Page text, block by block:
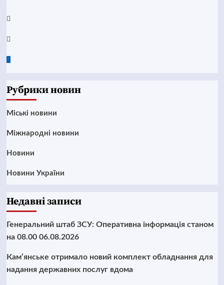
Instagram
Twitter
Google
Рубрики новин
Mіські новини
Міжнародні новини
Новини
Новини України
Недавні записи
Генеральний штаб ЗСУ: Оперативна інформація станом
на 08.00 06.08.2026
Кам’янське отримало новий комплект обладнання для
надання державних послуг вдома